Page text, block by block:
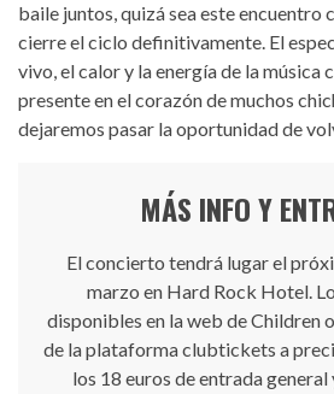
baile juntos, quizá sea este encuentro
cierre el ciclo definitivamente. El
vivo, el calor y la energía de la música
presente en el corazón de muchos
dejaremos pasar la oportunidad de
MÁS INFO Y
El concierto tendrá lugar el
marzo en Hard Rock Hotel.
disponibles en la web de Children
de la plataformaclubtickets a
los 18 euros de entrada general